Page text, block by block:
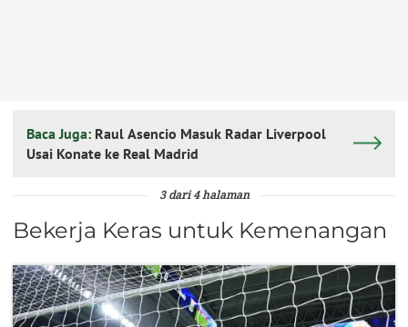
Baca Juga: Raul Asencio Masuk Radar Liverpool
Usai Konate ke Real Madrid
3 dari 4 halaman
Bekerja Keras untuk Kemenangan